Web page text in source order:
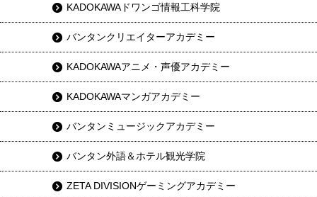
KADOKAWAドワンゴ情報工科学院
バンタンクリエイターアカデミー
KADOKAWAアニメ・声優アカデミー
KADOKAWAマンガアカデミー
バンタンミュージックアカデミー
バンタン外語＆ホテル観光学院
ZETA DIVISIONゲーミングアカデミー